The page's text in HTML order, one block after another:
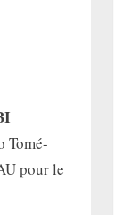
Tomé-
pour le